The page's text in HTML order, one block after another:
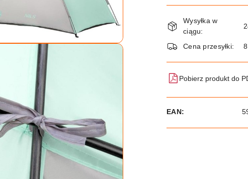
Dostępność
i
dostawa
Wysyłka w
ciągu:
Cena przesyłki:
Pobierz produkt do
EAN: